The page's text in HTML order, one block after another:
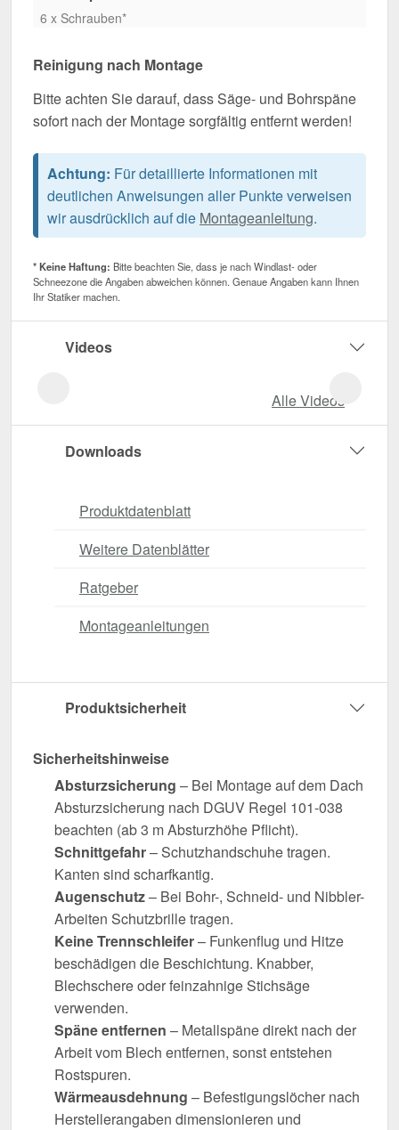
6 x Schrauben*
Reinigung nach Montage
Bitte achten Sie darauf, dass Säge- und Bohrspäne
sofort nach der Montage sorgfältig entfernt werden!
Achtung: Für detaillierte Informationen mit
deutlichen Anweisungen aller Punkte verweisen
wir ausdrücklich auf die Montageanleitung.
* Keine Haftung: Bitte beachten Sie, dass je nach Windlast- oder
Schneezone die Angaben abweichen können. Genaue Angaben kann Ihnen
Ihr Statiker machen.
Videos
Alle Videos
Downloads
Produktdatenblatt
Weitere Datenblätter
Ratgeber
Montageanleitungen
Produktsicherheit
Sicherheitshinweise
Absturzsicherung – Bei Montage auf dem Dach
Absturzsicherung nach DGUV Regel 101-038
beachten (ab 3 m Absturzhöhe Pflicht).
Schnittgefahr– Schutzhandschuhe tragen.
Kanten sind scharfkantig.
Augenschutz– Bei Bohr-, Schneid- und Nibbler-
Arbeiten Schutzbrille tragen.
Keine Trennschleifer– Funkenflug und Hitze
beschädigen die Beschichtung. Knabber,
Blechschere oder feinzahnige Stichsäge
verwenden.
Späne entfernen – Metallspäne direkt nach der
Arbeit vom Blech entfernen, sonst entstehen
Rostspuren.
Wärmeausdehnung – Befestigungslöcher nach
Herstellerangaben dimensionieren und